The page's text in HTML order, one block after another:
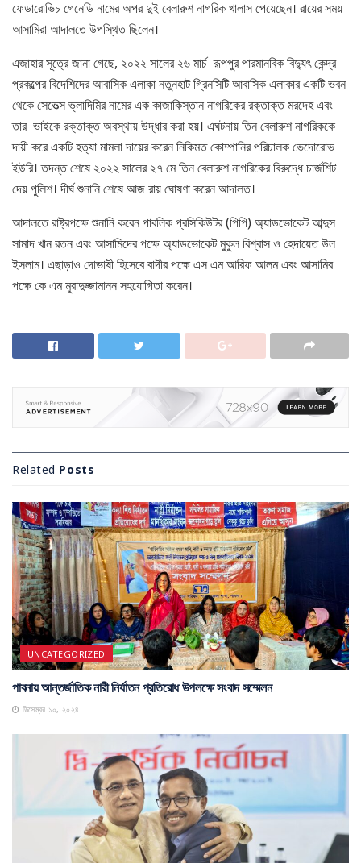
ফেডারোভিচ গেনেডি নামের অপর দুই বেলারুশ নাগরিক খালাস পেয়েছেন। রায়ের সময়
আসামিরা আদালতে উপস্থিত ছিলেন।
এজাহার সূত্রে জানা গেছে, ২০২২ সালের ২৬ মার্চ রূপপুর পারমানবিক বিদ্যুৎ কেন্দ্র
প্রকল্পের বিদেশিদের আবাসিক এলাকা নতুনহাট গ্রিনসিটি আবাসিক এলাকার একটি ভবন
থেকে সেভেত্স ভ্লাদিমির নামের এক কাজাকিস্তান নাগরিকের রক্তাক্ত মরদেহ এবং
তার ভাইকে রক্তাক্ত অবস্থায় উদ্ধার করা হয়। এঘটনায় তিন বেলারুশ নাগরিককে
দায়ী করে একটি হত্যা মামলা দায়ের করেন নিকিমত কোম্পানির পরিচালক ভেদোরোভ
ইউরি। তদন্ত শেষে ২০২২ সালের ২৭ মে তিন বেলারুশ নাগরিকের বিরুদ্ধে চার্জশিট
দেয় পুলিশ। দীর্ঘ শুনানি শেষে আজ রায় ঘোষণা করেন আদালত।
আদালতে রাষ্ট্রপক্ষে শুনানি করেন পাবলিক প্রসিকিউটর (পিপি) অ্যাডভোকেট আব্দুস
সামাদ খান রতন এবং আসামিদের পক্ষে অ্যাডভোকেট মুকুল বিশ্বাস ও হেদায়েত উল
ইসলাম। এছাড়াও দোভাষী হিসেবে বাদীর পক্ষে এস এম আরিফ আলম এবং আসামির
পক্ষে কে এম মুরাদুজ্জামানন সহযোগিতা করেন।
Related Posts
UNCATEGORIZED
পাবনায় আন্তর্জাতিক নারী নির্যাতন প্রতিরোধ উপলক্ষে সংবাদ সম্মেলন
ডিসেম্বর ১০, ২০২৪